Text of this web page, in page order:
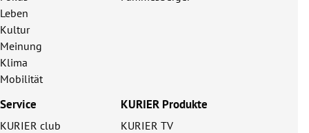
Leben
Kultur
Meinung
Klima
Mobilität
Service
KURIER club
KURIER Produkte
KURIER TV